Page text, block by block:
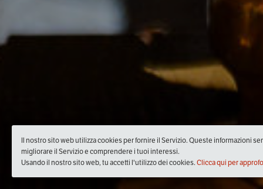
Il nostro sito web utilizza cookies per fornire il Servizio. Queste informazioni
migliorare il Servizio e comprendere i tuoi interessi.
Usando il nostro sito web, tu accetti l'utilizzo dei cookies. Clicca qui per